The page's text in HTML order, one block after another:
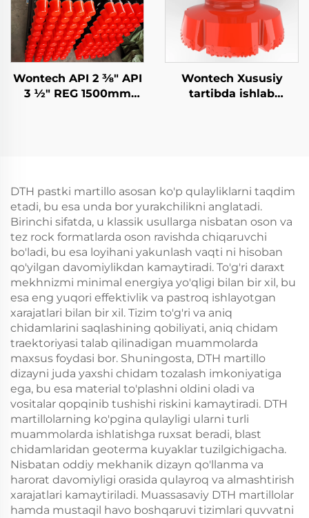
Wontech API 2 3⁄8" API
3 1⁄2" REG 1500mm
Wontech Xususiy
tartibda ishlab
Shaxtda Ishlatish
uchun
DTH pastki martillo asosan ko'p qulayliklarni taqdim
etadi, bu esa unda bor yurakchilikni anglatadi.
Birinchi sifatda, u klassik usullarga nisbatan oson va
tez rock formatlarda oson ravishda chiqaruvchi
bo'ladi, bu esa loyihani yakunlash vaqti ni hisoban
qo'yilgan davomiylikdan kamaytiradi. To'g'ri daraxt
mekhnizmi minimal energiya yo'qligi bilan bir xil, bu
esa eng yuqori effektivlik va pastroq ishlayotgan
xarajatlari bilan bir xil. Tizim to'g'ri va aniq
chidamlarini saqlashining qobiliyati, aniq chidam
traektoriyasi talab qilinadigan muammolarda
maxsus foydasi bor. Shuningosta, DTH martillo
dizayni juda yaxshi chidam tozalash imkoniyatiga
ega, bu esa material to'plashni oldini oladi va
vositalar qopqinib tushishi riskini kamaytiradi. DTH
martillolarning ko'pgina qulayligi ularni turli
muammolarda ishlatishga ruxsat beradi, blast
chidamlaridan geoterma kuyaklar tuzilgichigacha.
Nisbatan oddiy mekhanik dizayn qo'llanma va
harorat davomiyligi orasida qulayroq va almashtirish
xarajatlari kamaytiriladi. Muassasaviy DTH martillolar
hamda mustaqil havo boshqaruvi tizimlari quvvatni